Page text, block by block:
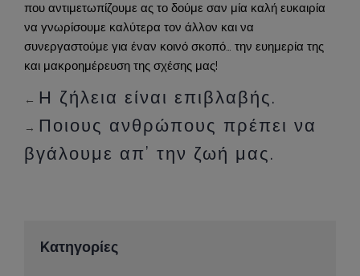
που αντιμετωπίζουμε ας το δούμε σαν μία καλή ευκαιρία
να γνωρίσουμε καλύτερα τον άλλον και να
συνεργαστούμε για έναν κοινό σκοπό… την ευημερία της
και μακροημέρευση της σχέσης μας!
← Η ζήλεια είναι επιβλαβής.
→ Ποιους ανθρώπους πρέπει να
βγάλουμε απ’ την ζωή μας.
Kατηγορίες